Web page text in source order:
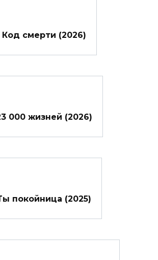
Код смерти (2026)
000 жизней (2026)
покойница (2025)